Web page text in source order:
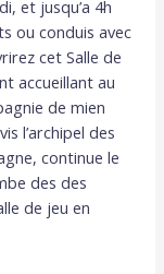
et jusqu’a 4h
ou conduis avec
cet Salle de
accueillant au
de mien
l’archipel des
continue le
des des
de jeu en